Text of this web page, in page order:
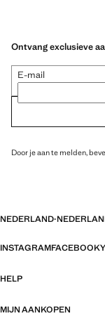
Ontvang exclusieve
E-mail
Door je aan te melden,
NEDERLAND·
INSTAGRAMFACEBOOK
HELP
MIJN AANKOPEN